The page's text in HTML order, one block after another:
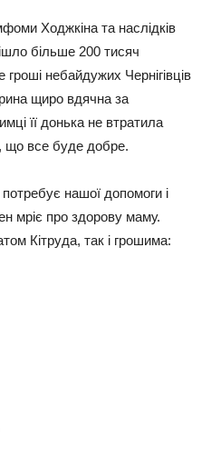
Ходжкіна та наслідків
більше 200 тисяч
небайдужих Чернігівців
щиро вдячна за
її донька не втратила
що все буде добре.
нашої допомоги і
мріє про здорову маму.
Кітруда, так і грошима: